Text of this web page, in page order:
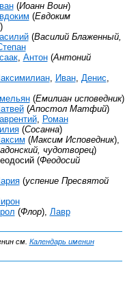
(Иоанн Воин)
(Евдоким
)
(Василий Блаженный,
, Антон(Антоний
, Иван, Денис,
(Емилиан исповедник)
(Апостол Матфий)
, Роман
(Сосанна)
(Максим Исповедник),
чудотворец)
(Феодосий
(успение Пресвятой
(Флор), Лавр
см. Календарь именин